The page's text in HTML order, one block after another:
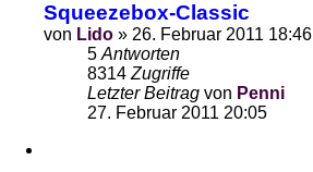
Squeezebox-Classic
von Lido » 26. Februar 2011 18:46
5 Antworten
8314 Zugriffe
Letzter Beitrag von Penni
27. Februar 2011 20:05